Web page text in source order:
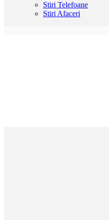
Stiri Telefoane
Stiri Afaceri